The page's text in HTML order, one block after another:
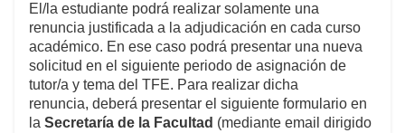
El/la estudiante podrá realizar solamente una
renuncia justificada a la adjudicación en cada curso
académico. En ese caso podrá presentar una nueva
solicitud en el siguiente periodo de asignación de
tutor/a y tema del TFE. Para realizar dicha
renuncia, deberá presentar el siguiente formulario en
la Secretaría de la Facultad (mediante email dirigido